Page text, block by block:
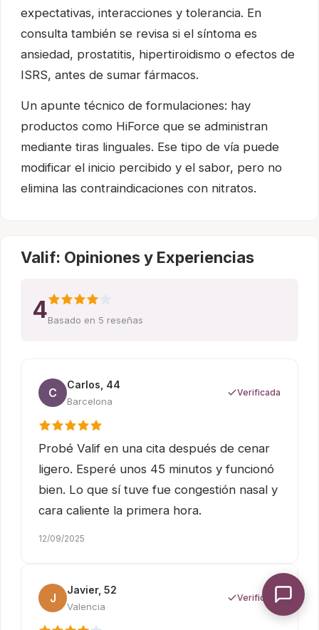
expectativas, interacciones y tolerancia. En
consulta también se revisa si el síntoma es
ansiedad, prostatitis, hipertiroidismo o efectos de
ISRS, antes de sumar fármacos.
Un apunte técnico de formulaciones: hay
productos como HiForce que se administran
mediante tiras linguales. Ese tipo de vía puede
modificar el inicio percibido y el sabor, pero no
elimina las contraindicaciones con nitratos.
Valif: Opiniones y Experiencias
4Basado en 5 reseñas
C
Carlos, 44
Barcelona
Verificada
Probé Valif en una cita después de cenar
ligero. Esperé unos 45 minutos y funcionó
bien. Lo que sí tuve fue congestión nasal y
cara caliente la primera hora.
12/09/2025
J
Javier, 52
Valencia
Verificada